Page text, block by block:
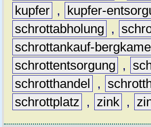
kupfer , kupfer-
schrottabholung
,
schrottankauf-
schrottentsorgung
,
schrotthandel
,
schrottplatz
, zink ,